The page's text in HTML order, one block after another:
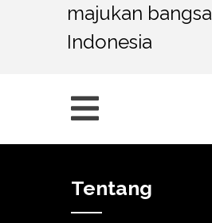
majukan bangsa
Indonesia
Tentang